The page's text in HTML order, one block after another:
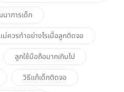
าการเด็ก
ควรทำอย่างไรเมื่อลูกติดจอ
ลูกใช้มือถือมากเกินไป
วิธีแก้เด็กติดจอ